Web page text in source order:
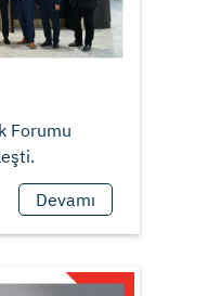
Forumu
Devamı